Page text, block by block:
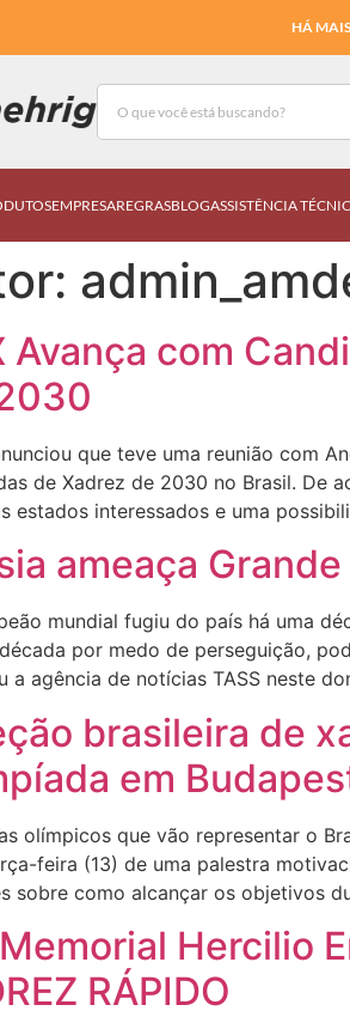
HÁ
EMPRESAREGRASBLOGASSISTÊNCIA
Avança com
que teve uma reunião com
de Xadrez de 2030 no Brasil. De
estados interessados e uma
ameaça
mundial fugiu do país há uma
por medo de perseguição,
a agência de notícias TASS neste
brasileira de
em
olímpicos que vão representar o
feira (13) de uma palestra
sobre como alcançar os objetivos
Hercilio
RÁPIDO